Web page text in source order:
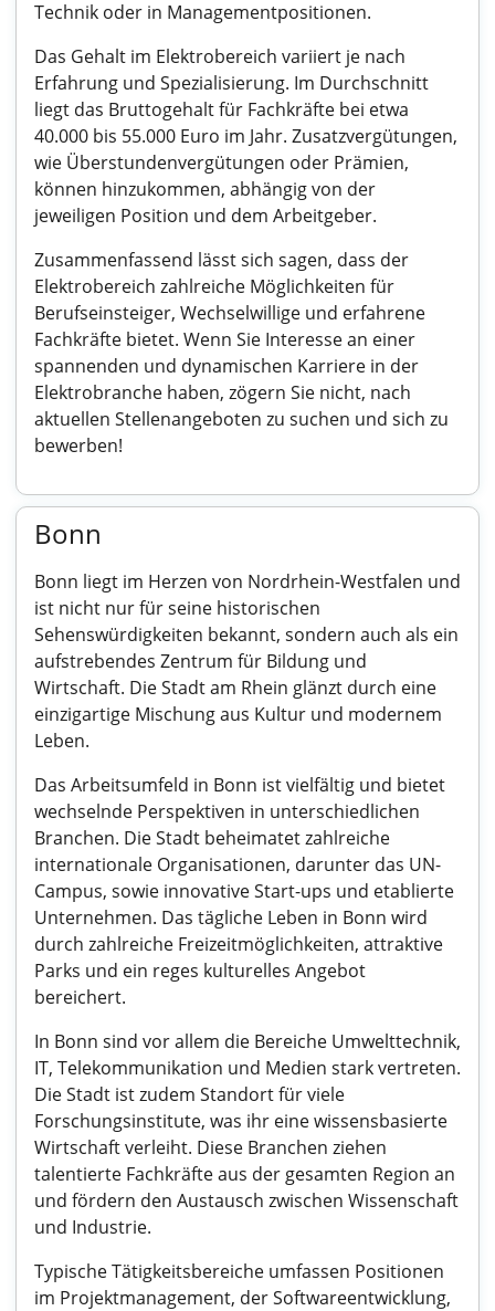
Technik oder in Managementpositionen.
Das Gehalt im Elektrobereich variiert je nach
Erfahrung und Spezialisierung. Im Durchschnitt
liegt das Bruttogehalt für Fachkräfte bei etwa
40.000 bis 55.000 Euro im Jahr. Zusatzvergütungen,
wie Überstundenvergütungen oder Prämien,
können hinzukommen, abhängig von der
jeweiligen Position und dem Arbeitgeber.
Zusammenfassend lässt sich sagen, dass der
Elektrobereich zahlreiche Möglichkeiten für
Berufseinsteiger, Wechselwillige und erfahrene
Fachkräfte bietet. Wenn Sie Interesse an einer
spannenden und dynamischen Karriere in der
Elektrobranche haben, zögern Sie nicht, nach
aktuellen Stellenangeboten zu suchen und sich zu
bewerben!
Bonn
Bonn liegt im Herzen von Nordrhein-Westfalen und
ist nicht nur für seine historischen
Sehenswürdigkeiten bekannt, sondern auch als ein
aufstrebendes Zentrum für Bildung und
Wirtschaft. Die Stadt am Rhein glänzt durch eine
einzigartige Mischung aus Kultur und modernem
Leben.
Das Arbeitsumfeld in Bonn ist vielfältig und bietet
wechselnde Perspektiven in unterschiedlichen
Branchen. Die Stadt beheimatet zahlreiche
internationale Organisationen, darunter das UN-
Campus, sowie innovative Start-ups und etablierte
Unternehmen. Das tägliche Leben in Bonn wird
durch zahlreiche Freizeitmöglichkeiten, attraktive
Parks und ein reges kulturelles Angebot
bereichert.
In Bonn sind vor allem die Bereiche Umwelttechnik,
IT, Telekommunikation und Medien stark vertreten.
Die Stadt ist zudem Standort für viele
Forschungsinstitute, was ihr eine wissensbasierte
Wirtschaft verleiht. Diese Branchen ziehen
talentierte Fachkräfte aus der gesamten Region an
und fördern den Austausch zwischen Wissenschaft
und Industrie.
Typische Tätigkeitsbereiche umfassen Positionen
im Projektmanagement, der Softwareentwicklung,